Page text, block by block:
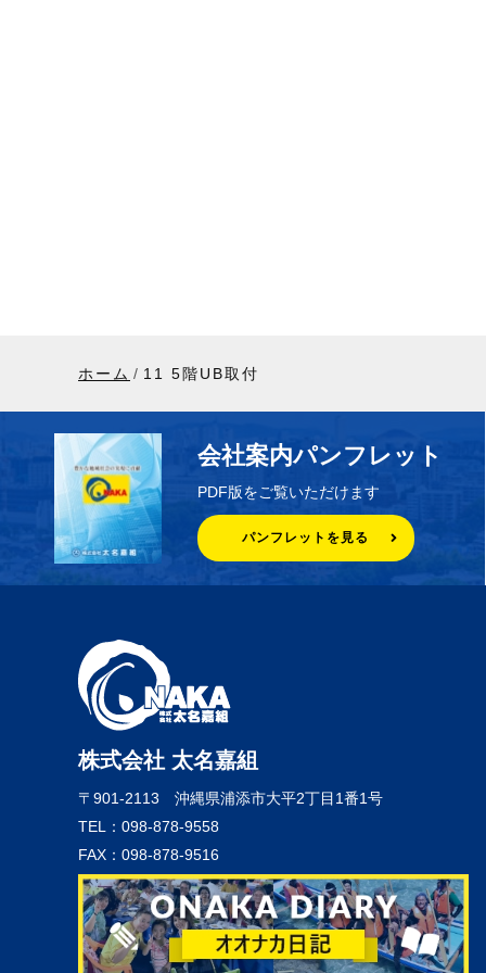
ホーム 11 5階UB取付
会社案内パンフレット
PDF版をご覧いただけます
パンフレットを見る
株式会社 太名嘉組
〒901-2113 沖縄県浦添市大平2丁目1番1号
TEL：098-878-9558
FAX：098-878-9516